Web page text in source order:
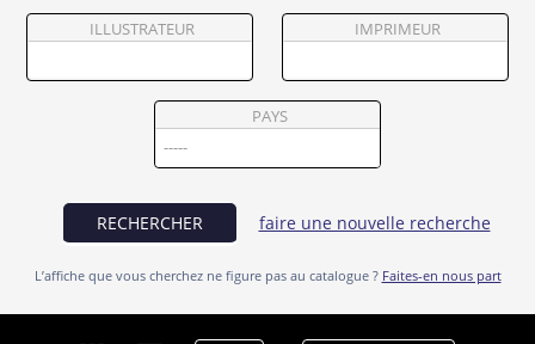
Vendre
ILLUSTRATEUR IMPRIMEUR
PAYS
RECHERCHER faire une nouvelle recherche
L’affiche que vous cherchez ne figure pas au catalogue ? Faites-en nous part